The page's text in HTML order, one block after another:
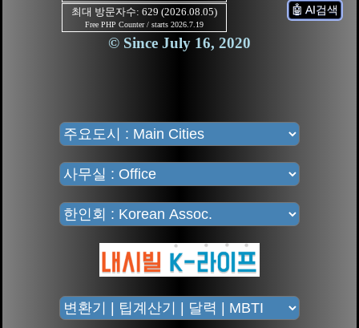
최대 방문자수: 629 (2026.08.05)
Free PHP Counter / starts 2026.7.19
🤖 AI검색
© Since July 16, 2020